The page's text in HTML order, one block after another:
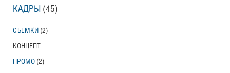
КАДРЫ (45)
СЪЕМКИ (2)
КОНЦЕПТ
ПРОМО (2)